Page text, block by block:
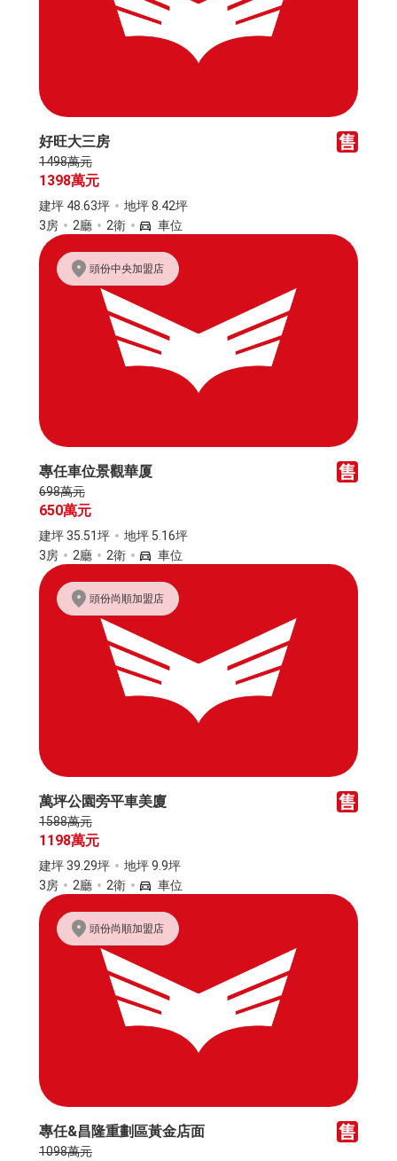
好旺大三房
1498萬元
1398萬元
建坪 48.63坪
地坪 8.42坪
3房
2廳 2衛 車位
頭份中央加盟店
專任車位景觀華厦
698萬元
650萬元
建坪 35.51坪
地坪 5.16坪
3房
2廳 2衛 車位
頭份尚順加盟店
萬坪公園旁平車美廈
1588萬元
1198萬元
建坪 39.29坪
地坪 9.9坪
3房
2廳 2衛 車位
頭份尚順加盟店
專任&昌隆重劃區黃金店面
1098萬元